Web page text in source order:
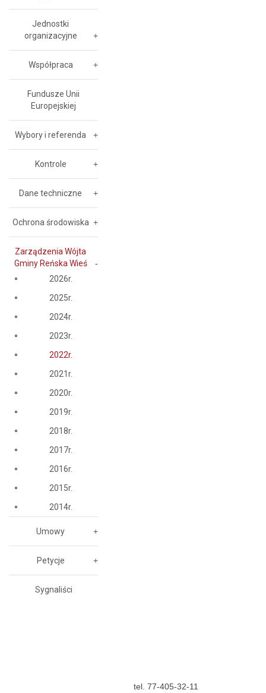
Jednostki
organizacyjne
Współpraca
Fundusze Unii
Europejskiej
Wybory i referenda
Kontrole
Dane techniczne
Ochrona środowiska
Zarządzenia Wójta
Gminy Reńska Wieś
2026r.
2025r.
2024r.
2023r.
2022r.
2021r.
2020r.
2019r.
2018r.
2017r.
2016r.
2015r.
2014r.
Umowy
Petycje
Sygnaliści
tel. 77-405-32-11